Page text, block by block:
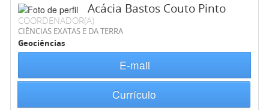
Acácia Bastos Couto Pinto
COORDENADOR(A)
CIÊNCIAS EXATAS E DA TERRA
Geociências
E-mail
Currículo